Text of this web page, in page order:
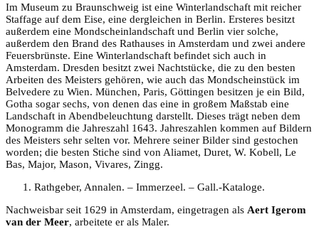
Im Museum zu Braunschweig ist eine Winterlandschaft mit reicher
Staffage auf dem Eise, eine dergleichen in Berlin. Ersteres besitzt
außerdem eine Mondscheinlandschaft und Berlin vier solche,
außerdem den Brand des Rathauses in Amsterdam und zwei andere
Feuersbrünste. Eine Winterlandschaft befindet sich auch in
Amsterdam. Dresden besitzt zwei Nachtstücke, die zu den besten
Arbeiten des Meisters gehören, wie auch das Mondscheinstück im
Belvedere zu Wien. München, Paris, Göttingen besitzen je ein Bild,
Gotha sogar sechs, von denen das eine in großem Maßstab eine
Landschaft in Abendbeleuchtung darstellt. Dieses trägt neben dem
Monogramm die Jahreszahl 1643. Jahreszahlen kommen auf Bildern
des Meisters sehr selten vor. Mehrere seiner Bilder sind gestochen
worden; die besten Stiche sind von Aliamet, Duret, W. Kobell, Le
Bas, Major, Mason, Vivares, Zingg.
Rathgeber, Annalen. – Immerzeel. – Gall.-Kataloge.
Nachweisbar seit 1629 in Amsterdam, eingetragen als Aert Igerom
van der Meer, arbeitete er als Maler.